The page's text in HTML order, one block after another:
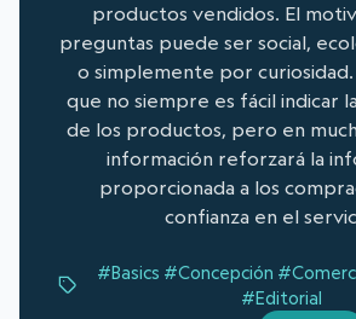
productos vendidos. El
preguntas puede ser social,
o simplemente por
que no siempre es fácil indicar
de los productos, pero en
información reforzará la
proporcionada a los
confianza en el
#Basics #Concepción
#Editorial